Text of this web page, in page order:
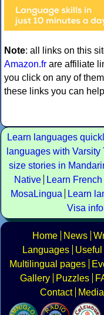
Note: all links on this
Amazon.fr are affiliate
you click on any of
these links you can
Learn languages
languages with Varsity
size stories in
Native
Learn
MosaLingua
Learn
Visa
Home News
Languages
Multilingual pages
Gallery
Puzzles
Contact
Media